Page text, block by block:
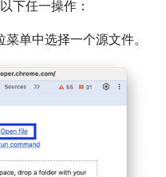
下任一操作：
单中选择一个源文件。